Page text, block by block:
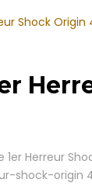
Shock Origin
Herreur
shock-origin